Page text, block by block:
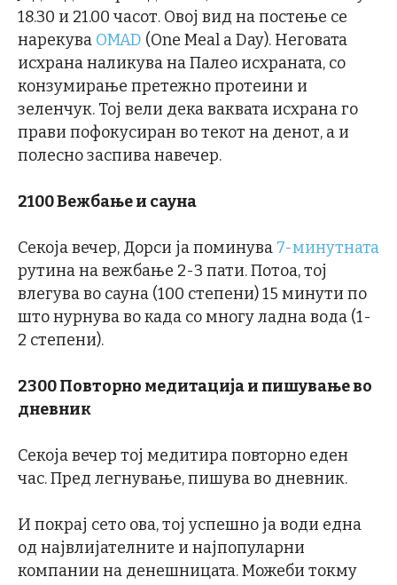
18.30 и 21.00 часот. Овој вид на постење се
нарекува OMAD (One Meal a Day). Неговата
исхрана наликува на Палео исхраната, со
конзумирање претежно протеини и
зеленчук. Тој вели дека ваквата исхрана го
прави пофокусиран во текот на денот, а и
полесно заспива навечер.
2100 Вежбање и сауна
Секоја вечер, Дорси ја поминува 7-минутната
рутина на вежбање 2-3 пати. Потоа, тој
влегува во сауна (100 степени) 15 минути по
што нурнува во када со многу ладна вода (1-
2 степени).
2300 Повторно медитација и пишување во
дневник
Секоја вечер тој медитира повторно еден
час. Пред легнување, пишува во дневник.
И покрај сето ова, тој успешно ја води една
од највлијателните и најпопуларни
компании на денешницата. Можеби токму